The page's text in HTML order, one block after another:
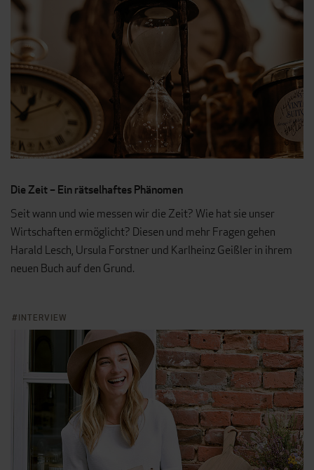
Die Zeit – Ein rätselhaftes Phänomen
Seit wann und wie messen wir die Zeit? Wie hat sie unser
Wirtschaften ermöglicht? Diesen und mehr Fragen gehen
Harald Lesch, Ursula Forstner und Karlheinz Geißler in ihrem
neuen Buch auf den Grund.
INTERVIEW